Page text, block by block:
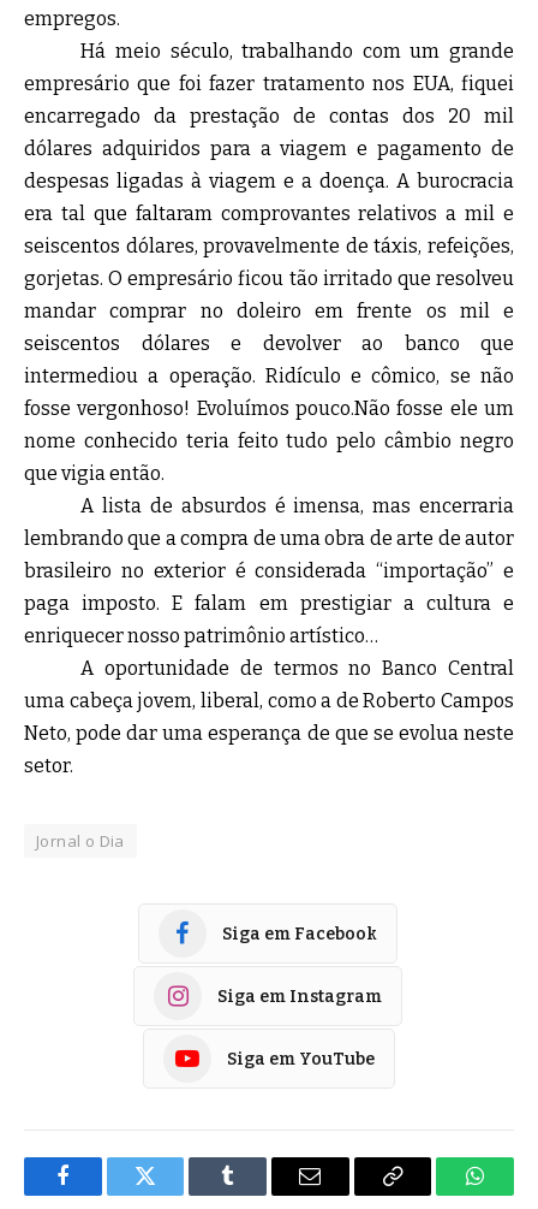
empregos.
Há meio século, trabalhando com um grande
empresário que foi fazer tratamento nos EUA, fiquei
encarregado da prestação de contas dos 20 mil
dólares adquiridos para a viagem e pagamento de
despesas ligadas à viagem e a doença. A burocracia
era tal que faltaram comprovantes relativos a mil e
seiscentos dólares, provavelmente de táxis, refeições,
gorjetas. O empresário ficou tão irritado que resolveu
mandar comprar no doleiro em frente os mil e
seiscentos dólares e devolver ao banco que
intermediou a operação. Ridículo e cômico, se não
fosse vergonhoso! Evoluímos pouco.Não fosse ele um
nome conhecido teria feito tudo pelo câmbio negro
que vigia então.
A lista de absurdos é imensa, mas encerraria
lembrando que a compra de uma obra de arte de autor
brasileiro no exterior é considerada “importação” e
paga imposto. E falam em prestigiar a cultura e
enriquecer nosso patrimônio artístico…
A oportunidade de termos no Banco Central
uma cabeça jovem, liberal, como a de Roberto Campos
Neto, pode dar uma esperança de que se evolua neste
setor.
Jornal o Dia
Siga em Facebook
Siga em Instagram
Siga em YouTube
FacebookTwitter Tumblr
E-
Copiar